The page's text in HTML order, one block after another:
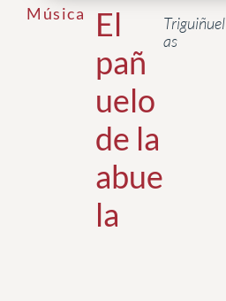
Música
El
pañ
uelo
de la
abue
la
Triguiñuel
as